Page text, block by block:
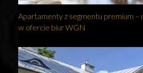
Apartamenty z segmentu premium –
w ofercie biur WGN